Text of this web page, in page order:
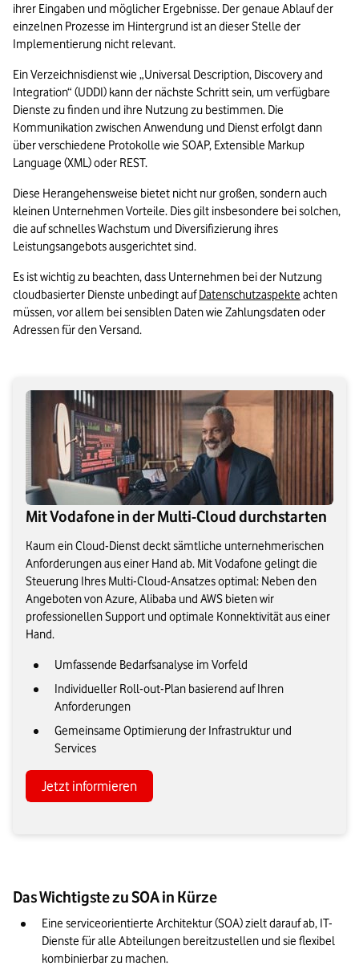
ihrer Eingaben und möglicher Ergebnisse. Der genaue Ablauf der
einzelnen Prozesse im Hintergrund ist an dieser Stelle der
Implementierung nicht relevant.
Ein Verzeichnisdienst wie „Universal Description, Discovery and
Integration“ (UDDI) kann der nächste Schritt sein, um verfügbare
Dienste zu finden und ihre Nutzung zu bestimmen. Die
Kommunikation zwischen Anwendung und Dienst erfolgt dann
über verschiedene Protokolle wie SOAP, Extensible Markup
Language (XML) oder REST.
Diese Herangehensweise bietet nicht nur großen, sondern auch
kleinen Unternehmen Vorteile. Dies gilt insbesondere bei solchen,
die auf schnelles Wachstum und Diversifizierung ihres
Leistungsangebots ausgerichtet sind.
Es ist wichtig zu beachten, dass Unternehmen bei der Nutzung
cloudbasierter Dienste unbedingt auf Datenschutzaspekte achten
müssen, vor allem bei sensiblen Daten wie Zahlungsdaten oder
Adressen für den Versand.
Mit Vodafone in der Multi-Cloud durchstarten
Kaum ein Cloud-Dienst deckt sämtliche unternehmerischen
Anforderungen aus einer Hand ab. Mit Vodafone gelingt die
Steuerung Ihres Multi-Cloud-Ansatzes optimal: Neben den
Angeboten von Azure, Alibaba und AWS bieten wir
professionellen Support und optimale Konnektivität aus einer
Hand.
Umfassende Bedarfsanalyse im Vorfeld
Individueller Roll-out-Plan basierend auf Ihren
Anforderungen
Gemeinsame Optimierung der Infrastruktur und
Services
Jetzt informieren
Das Wichtigste zu SOA in Kürze
Eine serviceorientierte Architektur (SOA) zielt darauf ab, IT-
Dienste für alle Abteilungen bereitzustellen und sie flexibel
kombinierbar zu machen.